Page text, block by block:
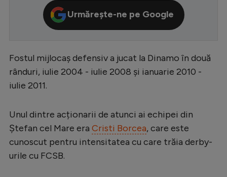
Serie A
Bundesliga
Campionate
Stranieri
Clasamente
Urmărește-ne pe Google
Fostul mijlocaș defensiv a jucat la Dinamo în două
rânduri, iulie 2004 - iulie 2008 și ianuarie 2010 -
iulie 2011.
Unul dintre acționarii de atunci ai echipei din
Ștefan cel Mare era Cristi Borcea, care este
cunoscut pentru intensitatea cu care trăia derby-
urile cu FCSB.